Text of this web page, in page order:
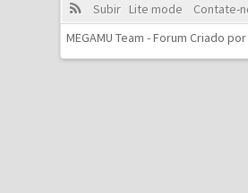
Subir Lite mode
Contate-
MEGAMU Team - Forum Criado por